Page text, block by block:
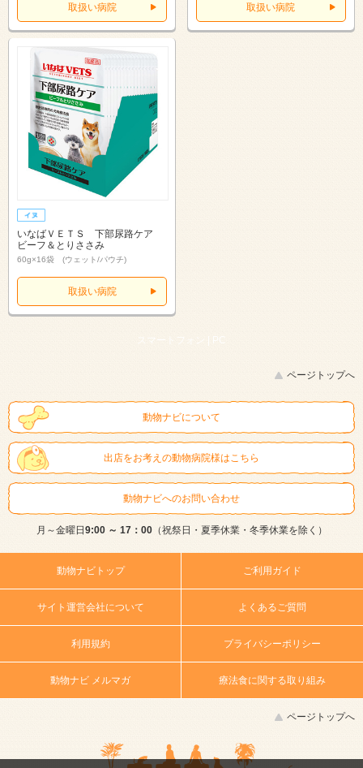
取扱い病院 取扱い病院
いなばＶＥＴＳ 下部尿路ケア
ビーフ＆とりささみ
60g×16袋 (ウェット/パウチ)
取扱い病院
スマートフォン | PC
ページトップへ
動物ナビについて
出店をお考えの動物病院様はこちら
動物ナビへのお問い合わせ
月～金曜日9:00 ～ 17：00（祝祭日・夏季休業・冬季休業を除く）
動物ナビトップ ご利用ガイド
サイト運営会社について よくあるご質問
利用規約 プライバシーポリシー
動物ナビ メルマガ 療法食に関する取り組み
ページトップへ